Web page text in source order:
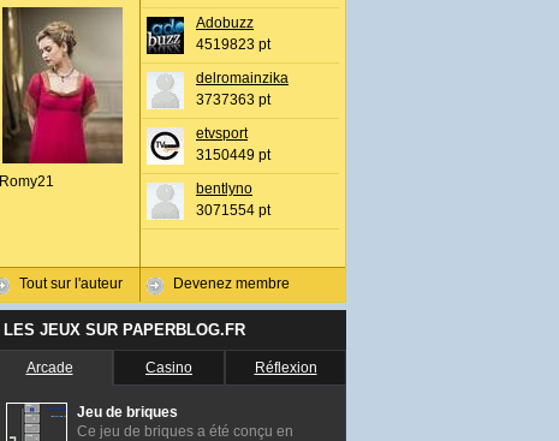
Romy21
Tout sur l'auteur
Adobuzz
4519823 pt
delromainzika
3737363 pt
etvsport
3150449 pt
bentlyno
3071554 pt
Devenez membre
LES JEUX SUR PAPERBLOG.FR
Arcade Casino Réflexion
Jeu de briques
Ce jeu de briques a été conçu en